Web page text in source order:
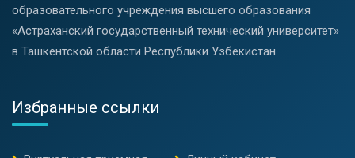
образовательного учреждения высшего образования
«Астраханский государственный технический университет»
в Ташкентской области Республики Узбекистан
Избранные ссылки